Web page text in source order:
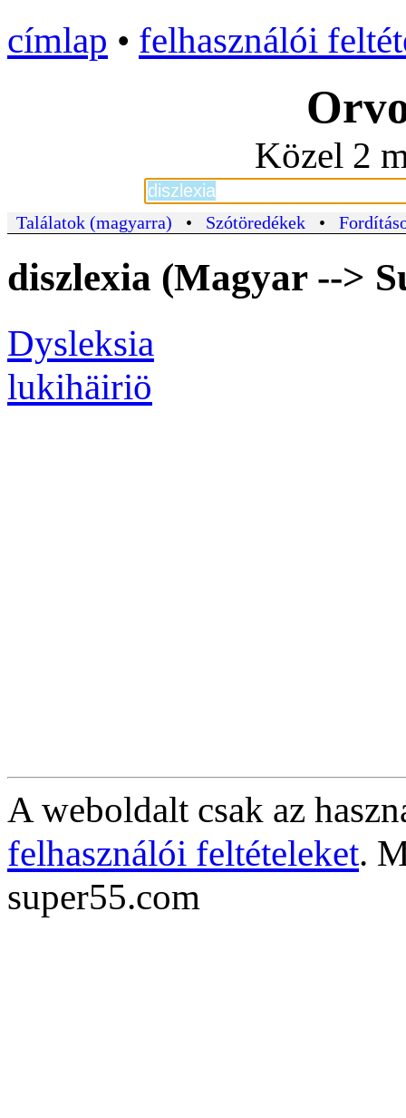
címlap • felhasználói
Közel 2
Találatok (magyarra) • Szótöredékek •
diszlexia (Magyar -->
Dysleksia
lukihäiriö
A weboldalt csak az
felhasználói feltételeket.
super55.com